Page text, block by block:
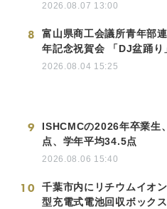
2026.08.07 13:00
8
富山県商工会議所青年部
年記念祝賀会 「DJ盆踊り
2026.08.04 15:25
9
ISHCMCの2026年卒業生
点、学年平均34.5点
2026.08.06 15:40
10
千葉市内にリチウムイオ
型充電式電池回収ボック